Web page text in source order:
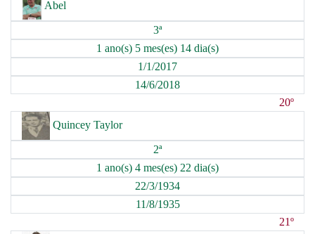
Abel
3ª
1 ano(s) 5 mes(es) 14 dia(s)
1/1/2017
14/6/2018
20º
Quincey Taylor
2ª
1 ano(s) 4 mes(es) 22 dia(s)
22/3/1934
11/8/1935
21º